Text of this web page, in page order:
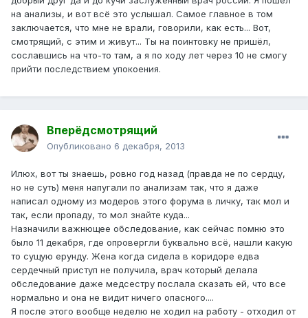
на анализы, и вот всё это услышал. Самое главное в том
заключается, что мне не врали, говорили, как есть... Вот,
смотрящий, с этим и живут... Ты на поинтовку не пришёл,
сославшись на что-то там, а я по ходу лет через 10 не смогу
прийти последствием упокоения.
Вперёдсмотрящий
Опубликовано 6 декабря, 2013
Илюх, вот ты знаешь, ровно год назад (правда не по сердцу,
но не суть) меня напугали по анализам так, что я даже
написал одному из модеров этого форума в личку, так мол и
так, если пропаду, то мол знайте куда...
Назначили важнющее обследование, как сейчас помню это
было 11 декабря, где опровергли буквально всё, нашли какую
то сущую ерунду. Жена когда сидела в коридоре едва
сердечный приступ не получила, врач который делала
обследование даже медсестру послала сказать ей, что все
нормально и она не видит ничего опасного....
Я после этого вообще неделю не ходил на работу - отходил от